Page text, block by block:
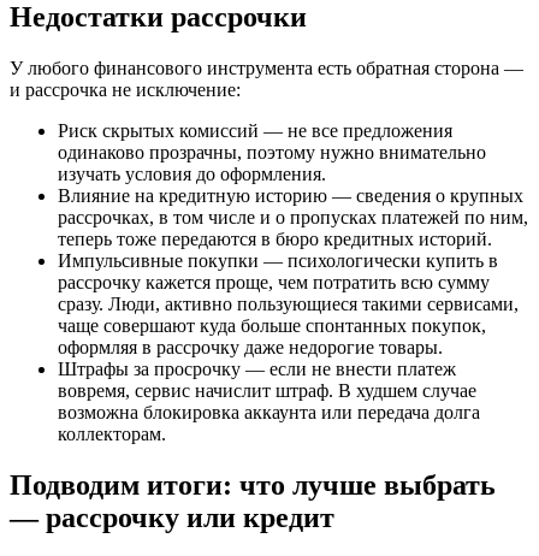
Недостатки рассрочки
У любого финансового инструмента есть обратная сторона —
и рассрочка не исключение:
Риск скрытых комиссий — не все предложения
одинаково прозрачны, поэтому нужно внимательно
изучать условия до оформления.
Влияние на кредитную историю — сведения о крупных
рассрочках, в том числе и о пропусках платежей по ним,
теперь тоже передаются в бюро кредитных историй.
Импульсивные покупки — психологически купить в
рассрочку кажется проще, чем потратить всю сумму
сразу. Люди, активно пользующиеся такими сервисами,
чаще совершают куда больше спонтанных покупок,
оформляя в рассрочку даже недорогие товары.
Штрафы за просрочку — если не внести платеж
вовремя, сервис начислит штраф. В худшем случае
возможна блокировка аккаунта или передача долга
коллекторам.
Подводим итоги: что лучше выбрать
— рассрочку или кредит